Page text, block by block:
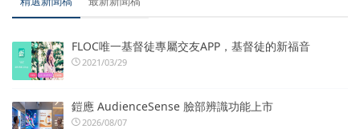
FLOC唯一基督徒專屬交友APP，基督徒的新福音
2021/03/29
鎧應 AudienceSense 臉部辨識功能上市
2026/08/07